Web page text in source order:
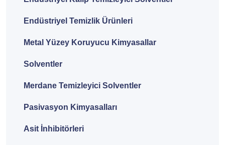
Endüstriyel Temizlik Ürünleri
Metal Yüzey Koruyucu Kimyasallar
Solventler
Merdane Temizleyici Solventler
Pasivasyon Kimyasalları
Asit İnhibitörleri